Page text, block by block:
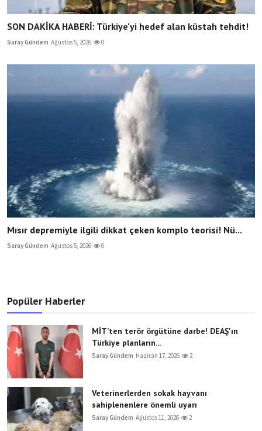
SON DAKİKA HABERİ: Türkiye'yi hedef alan küstah tehdit!
Saray Gündem Ağustos 5, 2026 0
Mısır depremiyle ilgili dikkat çeken komplo teorisi! Nü...
Saray Gündem Ağustos 5, 2026 0
Popüler Haberler
MİT’ten terör örgütüne darbe! DEAŞ'ın
Türkiye planların...
Saray Gündem Haziran 17, 2026 2
Veterinerlerden sokak hayvanı
sahiplenenlere önemli uyarı
Saray Gündem Ağustos 11, 2026 2